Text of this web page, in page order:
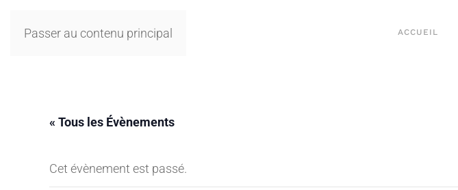
Passer au contenu principal ACCUEIL
« Tous les Évènements
Cet évènement est passé.